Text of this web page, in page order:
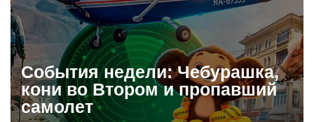
События недели: Чебурашка,
кони во Втором и пропавший
самолет